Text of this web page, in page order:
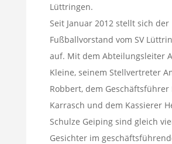
Lüttringen.
Seit Januar 2012 stellt sich der
Fußballvorstand vom SV
auf. Mit dem Abteilungsleiter
Kleine, seinem Stellvertreter
Robbert, dem Geschäftsführer
Karrasch und dem Kassierer
Schulze Geiping sind gleich
Gesichter im